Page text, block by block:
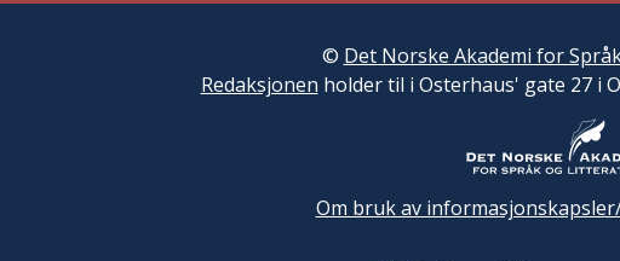
© Det Norske Akademi for
Redaksjonen holder til i Osterhaus' gate 27 i
Om bruk av